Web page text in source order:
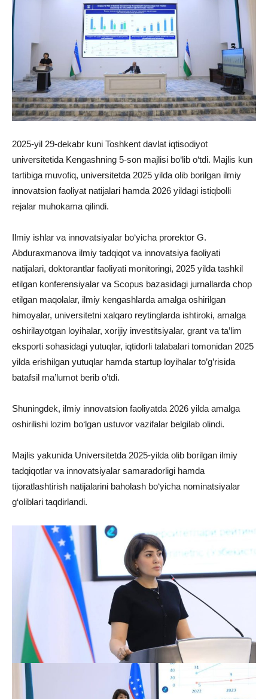
2025-yil 29-dekabr kuni Toshkent davlat iqtisodiyot
universitetida Kengashning 5-son majlisi bo‘lib o‘tdi. Majlis kun
tartibiga muvofiq, universitetda 2025 yilda olib borilgan ilmiy
innovatsion faoliyat natijalari hamda 2026 yildagi istiqbolli
rejalar muhokama qilindi.
Ilmiy ishlar va innovatsiyalar bo‘yicha prorektor G.
Abduraxmanova ilmiy tadqiqot va innovatsiya faoliyati
natijalari, doktorantlar faoliyati monitoringi, 2025 yilda tashkil
etilgan konferensiyalar va Scopus bazasidagi jurnallarda chop
etilgan maqolalar, ilmiy kengashlarda amalga oshirilgan
himoyalar, universitetni xalqaro reytinglarda ishtiroki, amalga
oshirilayotgan loyihalar, xorijiy investitsiyalar, grant va ta’lim
eksporti sohasidagi yutuqlar, iqtidorli talabalari tomonidan 2025
yilda erishilgan yutuqlar hamda startup loyihalar to’g’risida
batafsil ma’lumot berib o’tdi.
Shuningdek, ilmiy innovatsion faoliyatda 2026 yilda amalga
oshirilishi lozim bo‘lgan ustuvor vazifalar belgilab olindi.
Majlis yakunida Universitetda 2025-yilda olib borilgan ilmiy
tadqiqotlar va innovatsiyalar samaradorligi hamda
tijoratlashtirish natijalarini baholash bo‘yicha nominatsiyalar
g‘oliblari taqdirlandi.